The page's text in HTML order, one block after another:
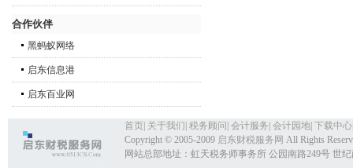
合作伙伴
黑蚂蚁网络
启东信息港
启东百业网
首页 关于我们 税务顾问 会计服务 会计园地 下载中心
Copyright © 2005-2009 启东财税服务网 All Rights
网站总部地址：虹天税务师事务所 公园南路249号 世